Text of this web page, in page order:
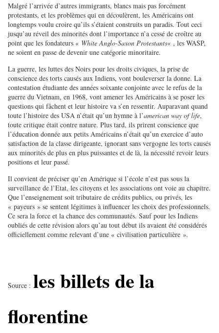
Malgré l’arrivée d’autres immigrants, blancs mais pas forcément
protestants, et les problèmes qui en découlèrent, les Américains ont
longtemps voulu croire qu’ils s’étaient construits un paradis. Tout ceci
jusqu’au réveil des minorités dont l’importance n’a cessé de croître au
point que les fondateurs « White Anglo-Saxon Protestants« , les WASP,
ne soient en passe de devenir une catégorie minoritaire.
La guerre, les luttes des Noirs pour les droits civiques, la prise de
conscience des torts causés aux Indiens, vont bouleverser la donne. La
contestation étudiante des années soixante conjointe avec le refus de la
guerre du Vietnam, en 1968, vont amener les Américains à se poser les
questions qui fâchent et leur histoire va s’en ressentir. Auparavant quand
toute l’histoire des USA n’était qu’un hymne à l’american way of life,
toute critique était contre nature. Plus tard, ils prirent conscience que
l’éducation donnée aux petits Américains n’était qu’un exercice d’auto
satisfaction de la classe dirigeante, ignorant sans vergogne les torts causés
aux minorités de plus en plus puissantes et de là, la nécessité revoir leurs
positions et leur passé.
Il convient de préciser qu’en Amérique si l’école n’est pas sous la
surveillance de l’Etat, les citoyens et les associations ont voie au chapitre.
Que l’enseignement soit tributaire de crédits publics, ou privés, les
« payeurs » se sentent légitimes à influencer les choix des professionnels.
Ce sera la force et la chance des communautés. Sauf pour les Indiens
oubliés de cette révision alors qu’au tout début ils avaient été considérés
officiellement comme relevant d’une « civilisation particulière ».
Source : les billets de la
florentine